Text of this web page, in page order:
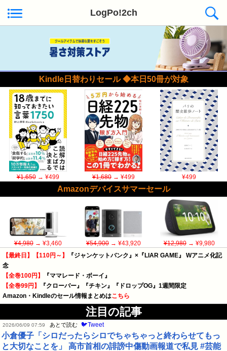
LogPo!2ch
Kindle日替わりセール ◆本日50冊が対象
¥1,650→ ¥499 ¥1,680→ ¥499 ¥499
Amazonデバイスサマーセール
¥4,980→ ¥3,460 ¥54,900→ ¥43,920 ¥12,980→ ¥9,980
【最終日】【110円～】
『ジャンケットバンク』×『LIAR GAME』 Wアニメ化記
念
【全巻100円】
『ママレード・ボーイ』
【全巻99円】
『クローバー』『チキン』『ドロップOG』1週間限定
Amazon・Kindleのセール情報まとめはこちら
注目の記事
2026/06/09 07:59 あとで読む 🐦Tweet
小倉優子「シロだったらシロでちゃちゃっと終わらせてもっ
と大切なことを」 高市首相の誹謗中傷動画報道で私見 #芸能